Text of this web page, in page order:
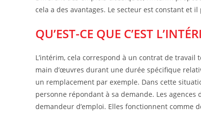
cela a des avantages. Le secteur est constant et
QU’EST-CE QUE C’EST
L’intérim, cela correspond à un contrat de
main d’œuvres durant une durée spécifique
un remplacement par exemple. Dans cette
personne répondant à sa demande. Les
demandeur d’emploi. Elles fonctionnent comme